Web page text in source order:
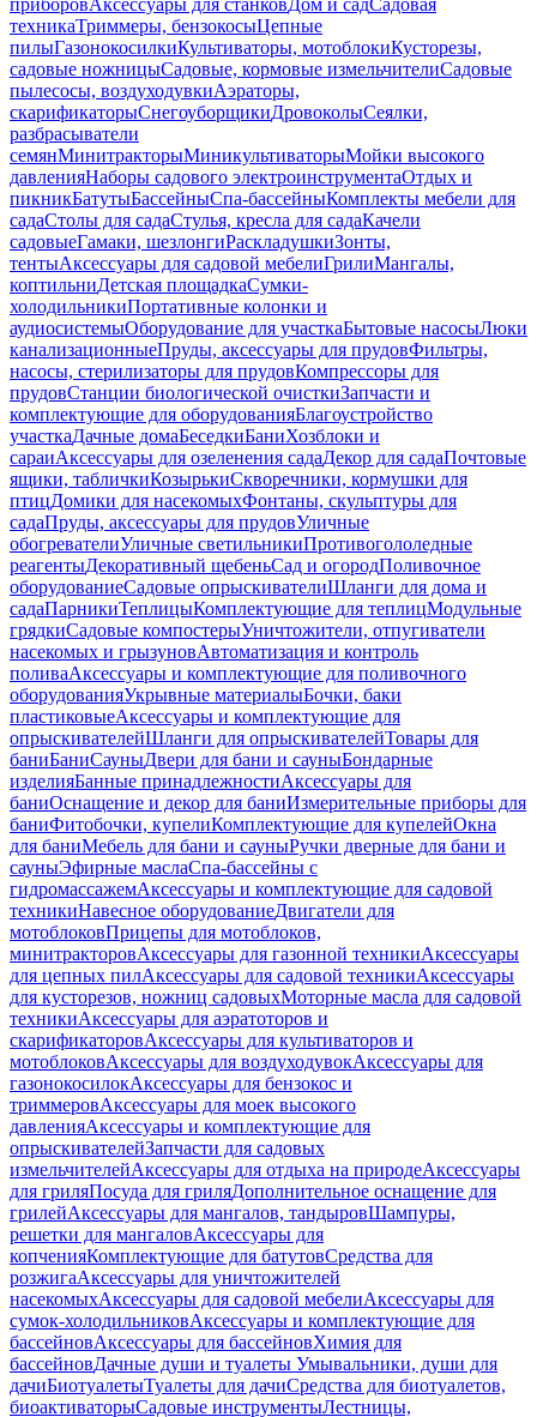
приборовАксессуары для станковДом и садСадовая
техникаТриммеры, бензокосыЦепные
пилыГазонокосилкиКультиваторы, мотоблокиКусторезы,
садовые ножницыСадовые, кормовые измельчителиСадовые
пылесосы, воздуходувкиАэраторы,
скарификаторыСнегоуборщикиДровоколыСеялки,
разбрасыватели
семянМинитракторыМиникультиваторыМойки высокого
давленияНаборы садового электроинструментаОтдых и
пикникБатутыБассейныСпа-бассейныКомплекты мебели для
садаСтолы для садаСтулья, кресла для садаКачели
садовыеГамаки, шезлонгиРаскладушкиЗонты,
тентыАксессуары для садовой мебелиГрилиМангалы,
коптильниДетская площадкаСумки-
холодильникиПортативные колонки и
аудиосистемыОборудование для участкаБытовые насосыЛюки
канализационныеПруды, аксессуары для прудовФильтры,
насосы, стерилизаторы для прудовКомпрессоры для
прудовСтанции биологической очисткиЗапчасти и
комплектующие для оборудованияБлагоустройство
участкаДачные домаБеседкиБаниХозблоки и
сараиАксессуары для озеленения садаДекор для садаПочтовые
ящики, табличкиКозырькиСкворечники, кормушки для
птицДомики для насекомыхФонтаны, скульптуры для
садаПруды, аксессуары для прудовУличные
обогревателиУличные светильникиПротивогололедные
реагентыДекоративный щебеньСад и огородПоливочное
оборудованиеСадовые опрыскивателиШланги для дома и
садаПарникиТеплицыКомплектующие для теплицМодульные
грядкиСадовые компостерыУничтожители, отпугиватели
насекомых и грызуновАвтоматизация и контроль
поливаАксессуары и комплектующие для поливочного
оборудованияУкрывные материалыБочки, баки
пластиковыеАксессуары и комплектующие для
опрыскивателейШланги для опрыскивателейТовары для
баниБаниСауныДвери для бани и сауныБондарные
изделияБанные принадлежностиАксессуары для
баниОснащение и декор для баниИзмерительные приборы для
баниФитобочки, купелиКомплектующие для купелейОкна
для баниМебель для бани и сауныРучки дверные для бани и
сауныЭфирные маслаСпа-бассейны с
гидромассажемАксессуары и комплектующие для садовой
техникиНавесное оборудованиеДвигатели для
мотоблоковПрицепы для мотоблоков,
минитракторовАксессуары для газонной техникиАксессуары
для цепных пилАксессуары для садовой техникиАксессуары
для кусторезов, ножниц садовыхМоторные масла для садовой
техникиАксессуары для аэратоторов и
скарификаторовАксессуары для культиваторов и
мотоблоковАксессуары для воздуходувокАксессуары для
газонокосилокАксессуары для бензокос и
триммеровАксессуары для моек высокого
давленияАксессуары и комплектующие для
опрыскивателейЗапчасти для садовых
измельчителейАксессуары для отдыха на природеАксессуары
для гриляПосуда для гриляДополнительное оснащение для
грилейАксессуары для мангалов, тандыровШампуры,
решетки для мангаловАксессуары для
копченияКомплектующие для батутовСредства для
розжигаАксессуары для уничтожителей
насекомыхАксессуары для садовой мебелиАксессуары для
сумок-холодильниковАксессуары и комплектующие для
бассейновАксессуары для бассейновХимия для
бассейновДачные души и туалеты Умывальники, души для
дачиБиотуалетыТуалеты для дачиСредства для биотуалетов,
биоактиваторыСадовые инструментыЛестницы,